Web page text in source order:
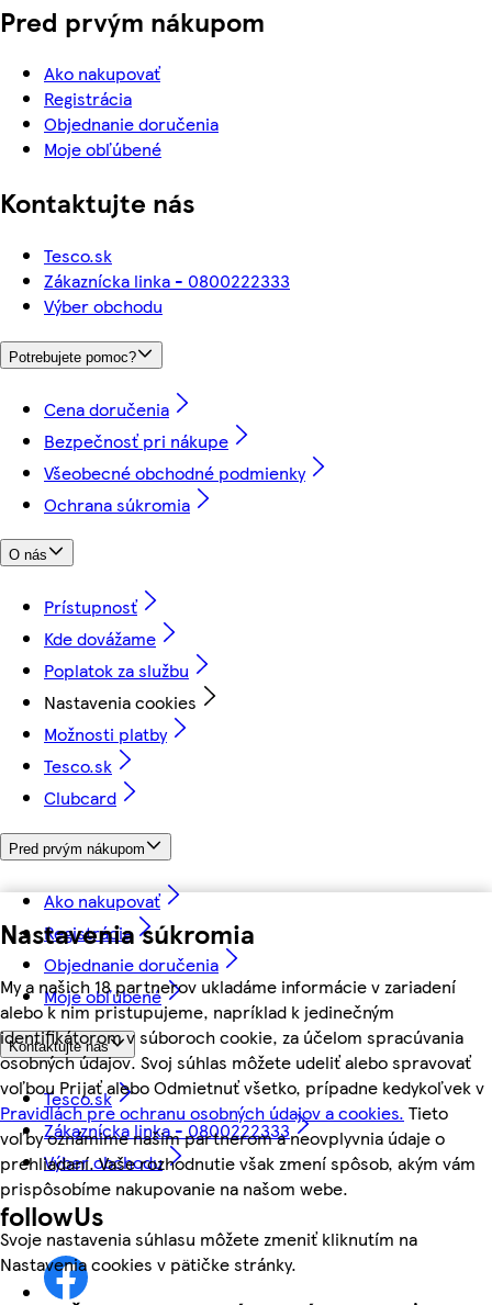
Nastavenia súkromia
My a našich 18 partnerov ukladáme informácie v zariadení
alebo k nim pristupujeme, napríklad k jedinečným
identifikátorom v súboroch cookie, za účelom spracúvania
osobných údajov. Svoj súhlas môžete udeliť alebo spravovať
voľbou Prijať alebo Odmietnuť všetko, prípadne kedykoľvek v
Pravidlách pre ochranu osobných údajov a cookies. Tieto
voľby oznámime našim partnerom a neovplyvnia údaje o
prehliadaní. Vaše rozhodnutie však zmení spôsob, akým vám
prispôsobíme nakupovanie na našom webe.
Svoje nastavenia súhlasu môžete zmeniť kliknutím na
Nastavenia cookies v pätičke stránky.
Pred prvým nákupom
Ako nakupovať
Registrácia
Objednanie doručenia
Moje obľúbené
Kontaktujte nás
Tesco.sk
Zákaznícka linka - 0800222333
Výber obchodu
Potrebujete pomoc?
Cena doručenia
Bezpečnosť pri nákupe
Všeobecné obchodné podmienky
Ochrana súkromia
O nás
Prístupnosť
Kde dovážame
Poplatok za službu
Nastavenia cookies
Možnosti platby
Tesco.sk
Clubcard
Pred prvým nákupom
Ako nakupovať
Registrácia
Objednanie doručenia
Moje obľúbené
Kontaktujte nás
Tesco.sk
Zákaznícka linka - 0800222333
Výber obchodu
followUs